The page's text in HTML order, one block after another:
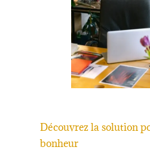
Découvrez la solution
bonheur